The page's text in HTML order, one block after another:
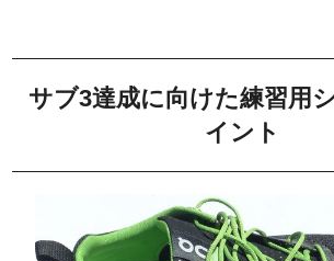
サブ3達成に向けた練習用
イント